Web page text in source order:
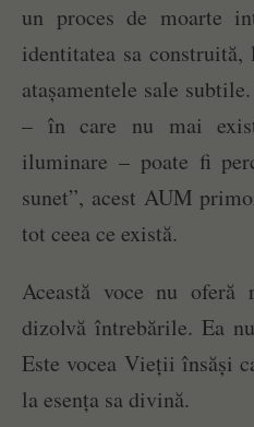
un proces de moarte
identitatea sa
atașamentele sale
– în care nu mai
iluminare – poate fi
sunet”, acest AUM
tot ceea ce există.
Această voce nu oferă
dizolvă întrebările. Ea
Este vocea Vieții însăși
la esența sa divină.